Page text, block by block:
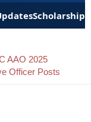
Scholarships
AAO 2025
Officer Posts